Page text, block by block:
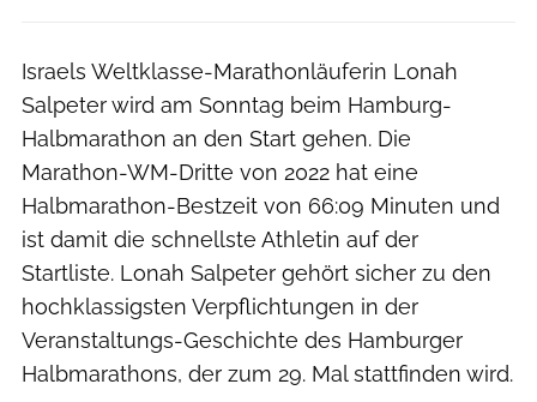
Israels Weltklasse-Marathonläuferin Lonah
Salpeter wird am Sonntag beim Hamburg-
Halbmarathon an den Start gehen. Die
Marathon-WM-Dritte von 2022 hat eine
Halbmarathon-Bestzeit von 66:09 Minuten und
ist damit die schnellste Athletin auf der
Startliste. Lonah Salpeter gehört sicher zu den
hochklassigsten Verpflichtungen in der
Veranstaltungs-Geschichte des Hamburger
Halbmarathons, der zum 29. Mal stattfinden wird.